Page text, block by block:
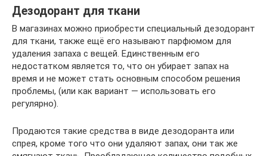
Дезодорант для ткани
В магазинах можно приобрести специальный дезодорант
для ткани, также ещё его называют парфюмом для
удаления запаха с вещей. Единственным его
недостатком является то, что он убирает запах на
время и не может стать основным способом решения
проблемы, (или как вариант — использовать его
регулярно).
Продаются такие средства в виде дезодоранта или
спрея, кроме того что они удаляют запах, они так же